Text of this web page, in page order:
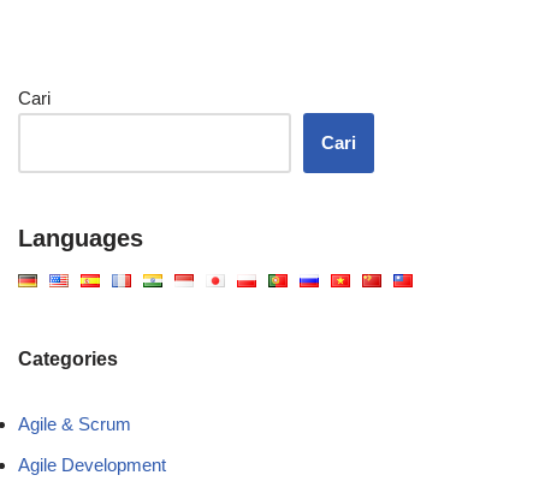
Cari
Cari
Languages
Categories
Agile & Scrum
Agile Development